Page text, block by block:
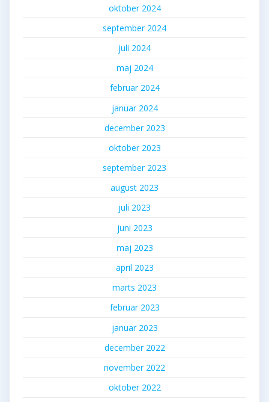
oktober 2024
september 2024
juli 2024
maj 2024
februar 2024
januar 2024
december 2023
oktober 2023
september 2023
august 2023
juli 2023
juni 2023
maj 2023
april 2023
marts 2023
februar 2023
januar 2023
december 2022
november 2022
oktober 2022